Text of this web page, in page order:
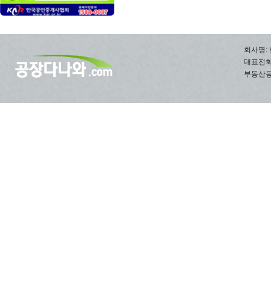
회사명:
대표전
부동산